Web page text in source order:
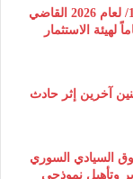
الرئيس “أحمد الشرع” يصدر المرسوم رقم /162/ لعام 2026 ‌القاضي
‌الاستثمار
آخرين إثر حادث
السيادي السوري
وتأهيل نموذجي